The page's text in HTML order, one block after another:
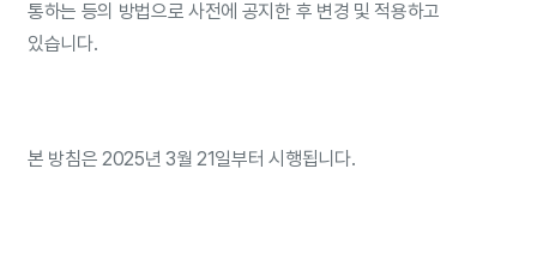
통하는 등의 방법으로 사전에 공지한 후 변경 및 적용하고
있습니다.
본 방침은 2025년 3월 21일부터 시행됩니다.